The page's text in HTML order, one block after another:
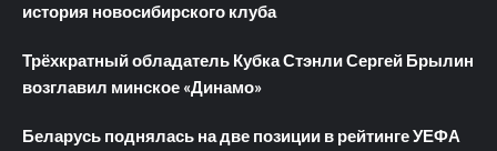
история новосибирского клуба
Трёхкратный обладатель Кубка Стэнли Сергей Брылин
возглавил минское «Динамо»
Беларусь поднялась на две позиции в рейтинге УЕФА